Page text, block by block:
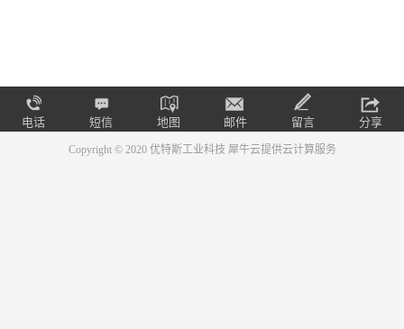
电话 短信 地图 邮件 留言 分享
Copyright © 2020 优特斯工业科技 犀牛云提供云计算服务